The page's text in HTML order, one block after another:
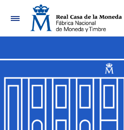
Navegación
Mostrar/Ocultar
Mostrar/Ocultar